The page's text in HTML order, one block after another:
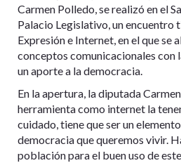
Carmen Polledo, se realizó en el
Palacio Legislativo, un
Expresión e Internet, en el que se
conceptos comunicacionales con
un aporte a la democracia.
En la apertura, la diputada
herramienta como internet la
cuidado, tiene que ser un
democracia que queremos vivir.
población para el buen uso de